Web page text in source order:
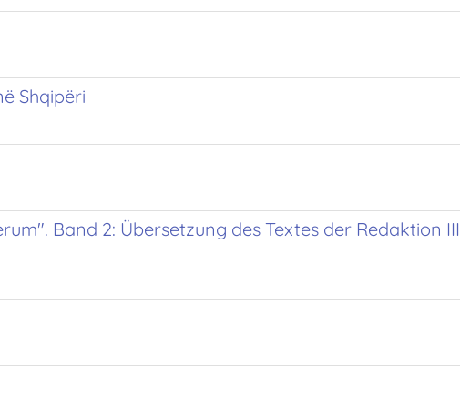
Shqipëri
Band 2: Übersetzung des Textes der Redaktion III